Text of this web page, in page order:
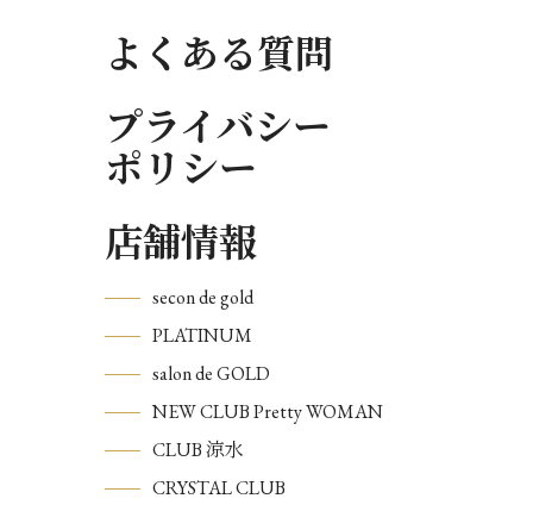
よくある質問
プライバシー
ポリシー
店舗情報
secon de gold
PLATINUM
salon de GOLD
NEW CLUB Pretty WOMAN
CLUB 涼水
CRYSTAL CLUB